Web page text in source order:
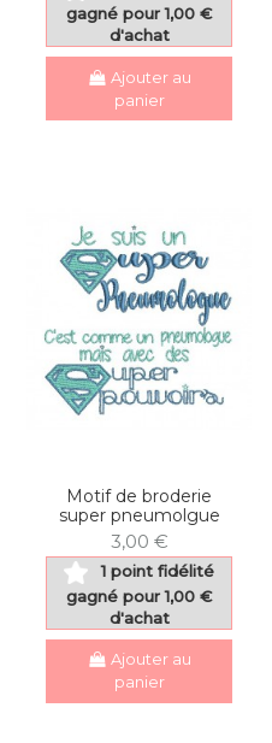
gagné pour 1,00 €
d'achat
Ajouter au
panier
Motif de broderie
super pneumolgue
3,00 €
1 point fidélité
gagné pour 1,00 €
d'achat
Ajouter au
panier